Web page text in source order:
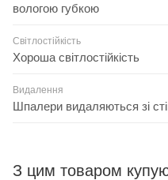
вологою губкою
Світлостійкість
Хороша світлостійкість
Видалення
Шпалери видаляються зі
З цим товаром